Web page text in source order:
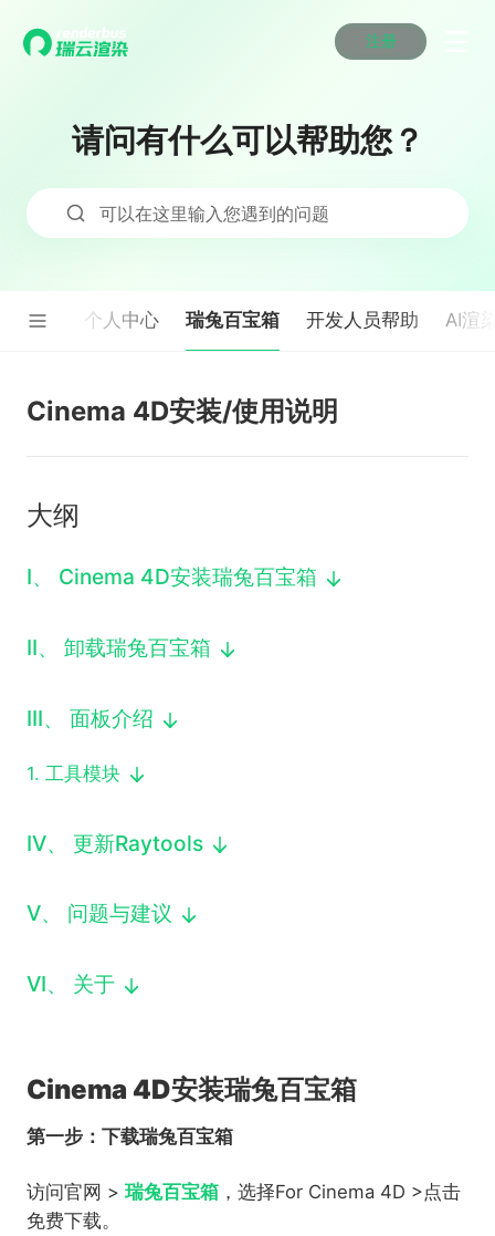
注册
产品服务
云制作
云渲染管理系统
瑞兔百宝箱
云制作
云渲染管理系统
瑞兔百宝箱
云制作
云渲染管理系统
瑞兔百宝箱
云制作
云渲染管理系统
瑞兔百宝箱
云制作
云渲染管理系统
瑞兔百宝箱
云制作
云渲染管理系统
瑞兔百宝箱
解决方案
Maya云渲染方案
3ds Max云渲染方案
Cinema 4D云渲染方案
Maya AI渲染方案
Maya云渲染方案
3ds Max云渲染方案
Cinema 4D云渲染方案
Maya AI渲染方案
Maya云渲染方案
3ds Max云渲染方案
Cinema 4D云渲染方案
Maya AI渲染方案
Maya云渲染方案
3ds Max云渲染方案
Cinema 4D云渲染方案
Maya AI渲染方案
Maya云渲染方案
3ds Max云渲染方案
Cinema 4D云渲染方案
Maya AI渲染方案
Maya云渲染方案
3ds Max云渲染方案
Cinema 4D云渲染方案
Maya AI渲染方案
动画价格
云制作价格
动画价格
云制作价格
动画价格
云制作价格
动画价格
云制作价格
动画价格
云制作价格
动画价格
云制作价格
案例
新闻资讯
渲染大赛
新闻资讯
渲染大赛
新闻资讯
渲染大赛
新闻资讯
渲染大赛
新闻资讯
渲染大赛
新闻资讯
渲染大赛
特惠专区
云渲染优惠攻略
云渲染优惠攻略
云渲染优惠攻略
云渲染优惠攻略
云渲染优惠攻略
云渲染优惠攻略
下载动画客户端
效果图客户端
动画客户端
效果图客户端
动画客户端
效果图客户端
动画客户端
效果图客户端
动画客户端
效果图客户端
动画客户端
效果图客户端
帮助/教程
请问有什么可以帮助您？
可以在这里输入您遇到的问题
渲染 个人中心 瑞兔百宝箱 开发人员帮助 AI渲
Cinema 4D安装/使用说明
大纲
I、 Cinema 4D安装瑞兔百宝箱
II、 卸载瑞兔百宝箱
III、 面板介绍
1. 工具模块
IV、 更新Raytools
V、 问题与建议
VI、 关于
Cinema 4D安装瑞兔百宝箱
第一步：下载瑞兔百宝箱
访问官网 > 瑞兔百宝箱，选择For Cinema 4D >点击
免费下载。